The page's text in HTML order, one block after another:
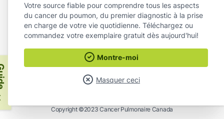
Votre source fiable pour comprendre tous les aspects
du cancer du poumon, du premier diagnostic à la prise
en charge de votre vie quotidienne. Téléchargez ou
commandez votre exemplaire gratuit dès aujourd'hui!
Montre-moi
Masquer ceci
Suivez-nous sur les réseaux sociaux
FacebookX / Twitter
Instagram
LinkedIn
Cancer Pulmonaire Canada
Copyright ©2023 Cancer Pulmonaire Canada